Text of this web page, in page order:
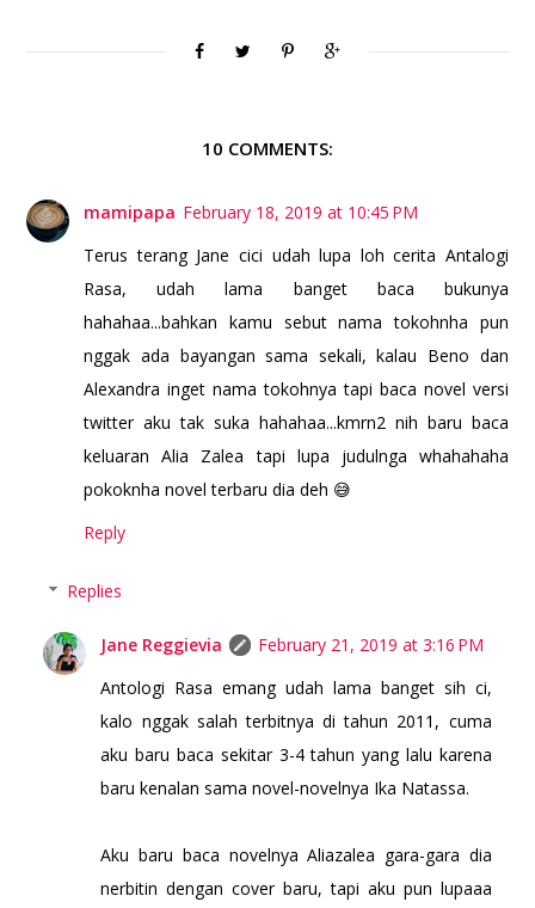
10 COMMENTS:
mamipapa February 18, 2019 at 10:45 PM
Terus terang Jane cici udah lupa loh cerita Antalogi
Rasa, udah lama banget baca bukunya
hahahaa...bahkan kamu sebut nama tokohnha pun
nggak ada bayangan sama sekali, kalau Beno dan
Alexandra inget nama tokohnya tapi baca novel versi
twitter aku tak suka hahahaa...kmrn2 nih baru baca
keluaran Alia Zalea tapi lupa judulnga whahahaha
pokoknha novel terbaru dia deh 😅
Reply
Replies
Jane Reggievia
February 21, 2019 at 3:16 PM
Antologi Rasa emang udah lama banget sih ci,
kalo nggak salah terbitnya di tahun 2011, cuma
aku baru baca sekitar 3-4 tahun yang lalu karena
baru kenalan sama novel-novelnya Ika Natassa.
Aku baru baca novelnya Aliazalea gara-gara dia
nerbitin dengan cover baru, tapi aku pun lupaaa